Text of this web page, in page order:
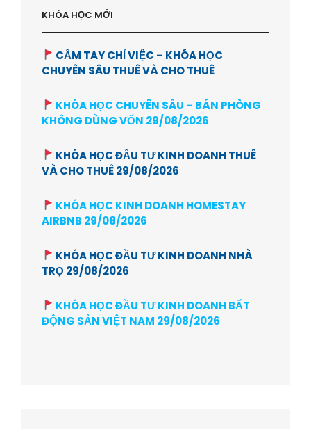
KHÓA HỌC MỚI
CẦM TAY CHỈ VIỆC – KHÓA HỌC
CHUYÊN SÂU THUÊ VÀ CHO THUÊ
KHÓA HỌC CHUYÊN SÂU – BÁN PHÒNG
KHÔNG DÙNG VỐN 29/08/2026
KHÓA HỌC ĐẦU TƯ KINH DOANH THUÊ
VÀ CHO THUÊ 29/08/2026
KHÓA HỌC KINH DOANH HOMESTAY
AIRBNB 29/08/2026
KHÓA HỌC ĐẦU TƯ KINH DOANH NHÀ
TRỌ 29/08/2026
KHÓA HỌC ĐẦU TƯ KINH DOANH BẤT
ĐỘNG SẢN VIỆT NAM 29/08/2026